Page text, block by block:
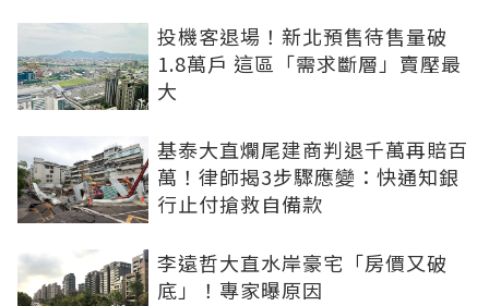
投機客退場！新北預售待售量破
1.8萬戶 這區「需求斷層」賣壓最
大
基泰大直爛尾建商判退千萬再賠百
萬！律師揭3步驟應變：快通知銀
行止付搶救自備款
李遠哲大直水岸豪宅「房價又破
底」！專家曝原因